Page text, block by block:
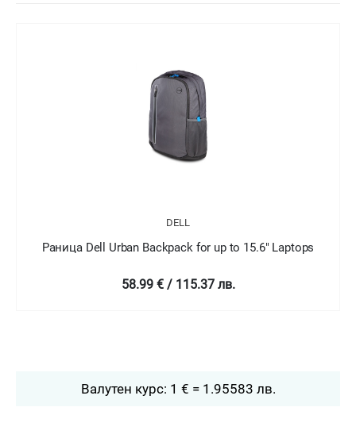
DELL
Раница Dell Urban Backpack for up to 15.6" Laptops
58.99 € / 115.37 лв.
Валутен курс: 1 € = 1.95583 лв.